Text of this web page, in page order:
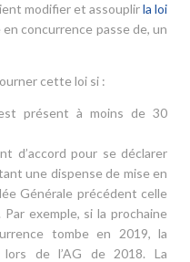
modifier et assouplirla loi
en concurrence passe de, un
cette loi si :
présent à moins de 30
d’accord pour se déclarer
une dispense de mise en
Générale précédent celle
exemple, si la prochaine
tombe en 2019, la
de l’AG de 2018. La